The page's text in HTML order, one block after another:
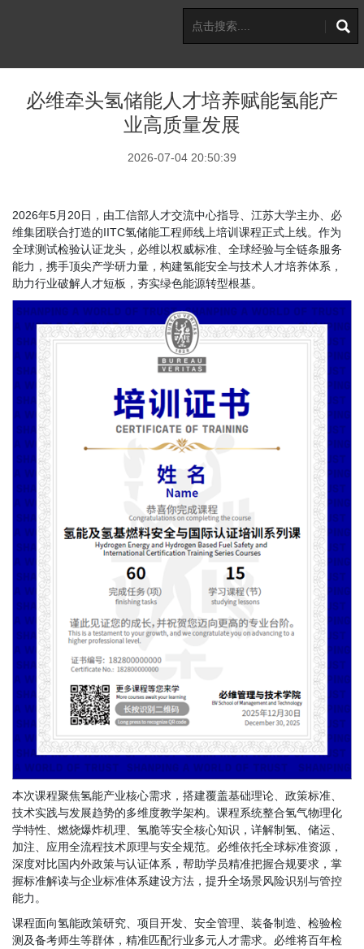
必维牵头氢储能人才培养赋能氢能产
业高质量发展
2026-07-04 20:50:39
2026年5月20日，由工信部人才交流中心指导、江苏大学主办、必
维集团联合打造的IITC氢储能工程师线上培训课程正式上线。作为
全球测试检验认证龙头，必维以权威标准、全球经验与全链条服务
能力，携手顶尖产学研力量，构建氢能安全与技术人才培养体系，
助力行业破解人才短板，夯实绿色能源转型根基。
本次课程聚焦氢能产业核心需求，搭建覆盖基础理论、政策标准、
技术实践与发展趋势的多维度教学架构。课程系统整合氢气物理化
学特性、燃烧爆炸机理、氢脆等安全核心知识，详解制氢、储运、
加注、应用全流程技术原理与安全规范。必维依托全球标准资源，
深度对比国内外政策与认证体系，帮助学员精准把握合规要求，掌
握标准解读与企业标准体系建设方法，提升全场景风险识别与管控
能力。
课程面向氢能政策研究、项目开发、安全管理、装备制造、检验检
测及备考师生等群体，精准匹配行业多元人才需求。必维将百年检